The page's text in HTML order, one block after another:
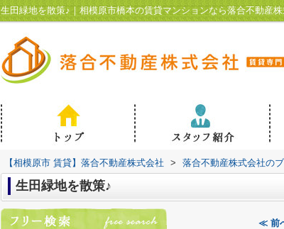
生田緑地を散策♪｜相模原市橋本の賃貸マンションなら落合不動産
【相模原市 賃貸】落合不動産株式会社 > 落合不動産株式会社の
生田緑地を散策♪
≪ 前